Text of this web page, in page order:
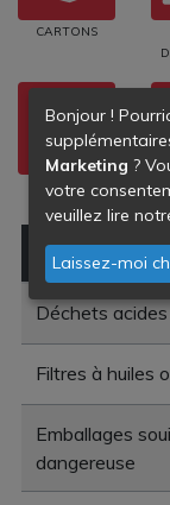
Type de
Déchets acides
Filtres à huiles
Emballages
dangereuse
CARTONS
HUILES
Bonjour !
Marketing ?
votre
veuillez lire
Laissez-moi